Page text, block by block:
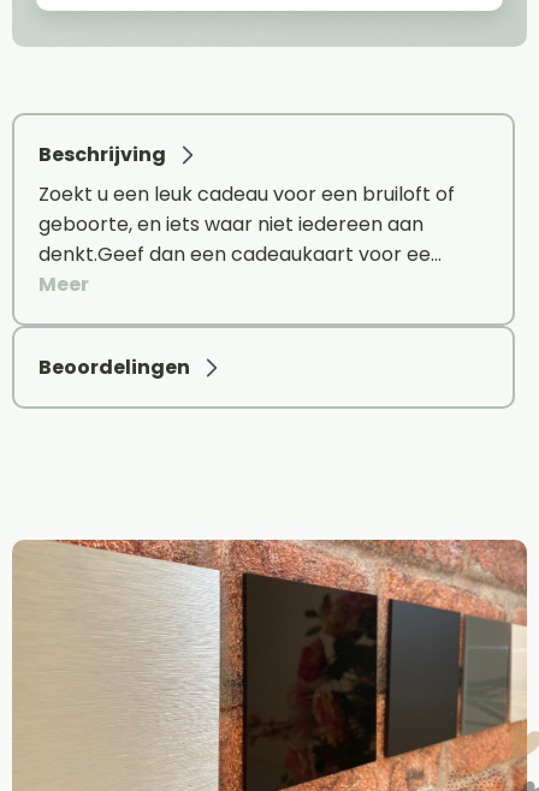
Beschrijving
Zoekt u een leuk cadeau voor een bruiloft of
geboorte, en iets waar niet iedereen aan
denkt.Geef dan een cadeaukaart voor ee…
Meer
Beoordelingen